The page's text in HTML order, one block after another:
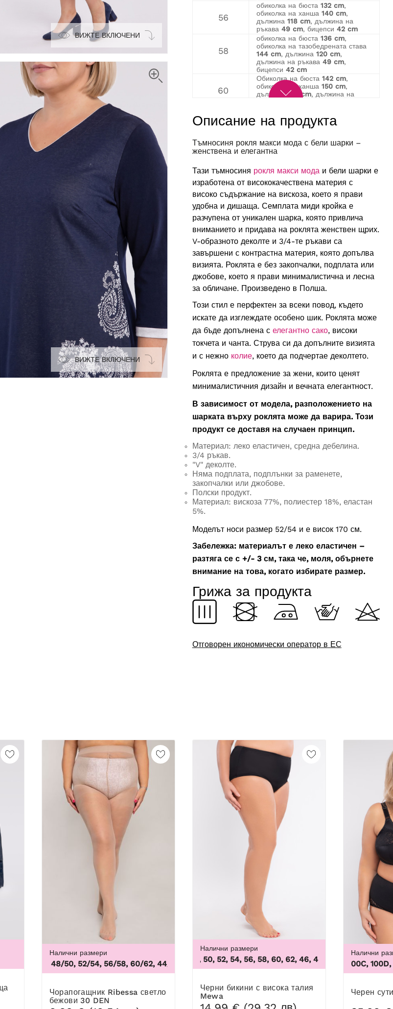
ВИЖТЕ ВКЛЮЧЕНИ
ВИЖТЕ ВКЛЮЧЕНИ
56
обиколка на бюста 132 cm,
обиколка на ханша 140 cm,
дължина 118 cm, дължина на
ръкава 49 cm, бицепси 42 cm
58
обиколка на бюста 136 cm,
обиколка на тазобедрената става
144 cm, дължина 120 cm,
дължина на ръкава 49 cm,
бицепси 42 cm
60
Обиколка на бюста 142 cm,
обиколка на ханша 150 cm,
дължина 120 cm, дължина на
62
обиколка на ханша 156 cm
дължина
121 cm, дължина на
64
Обиколка на бюста 152 cm,
обиколка на ханша
ръкава 49 cm, бицепси 46 cm
Описание на продукта
Тъмносиня рокля макси мода с бели шарки –
женствена и елегантна
Тази тъмносиня рокля макси мода и бели шарки е
изработена от висококачествена материя с
високо съдържание на вискоза, което я прави
удобна и дишаща. Семплата миди кройка е
разчупена от уникален шарка, която привлича
вниманието и придава на роклята женствен щрих.
V-образното деколте и 3/4-те ръкави са
завършени с контрастна материя, която допълва
визията. Роклята е без закопчалки, подплата или
джобове, което я прави минималистична и лесна
за обличане. Произведено в Полша.
Този стил е перфектен за всеки повод, където
искате да изглеждате особено шик. Роклята може
да бъде допълнена с елегантно сако, високи
токчета и чанта. Струва си да допълните визията
и с нежно колие, което да подчертае деколтето.
Роклята е предложение за жени, които ценят
минималистичния дизайн и вечната елегантност.
В зависимост от модела, разположението на
шарката върху роклята може да варира. Този
продукт се доставя на случаен принцип.
Материал: леко еластичен, средна дебелина.
3/4 ръкав.
"V" деколте.
Няма подплата, подплънки за раменете,
закопчалки или джобове.
Полски продукт.
Материал: вискоза 77%, полиестер 18%, еластан
5%.
Моделът носи размер 52/54 и е висок 170 см.
Забележка: материалът е леко еластичен –
разтяга се с +/- 3 см, така че, моля, обърнете
внимание на това, когато избирате размер.
Грижа за продукта
Отговорен икономически оператор в ЕС
Налични размери
44/46, 48/50, 52/54, 56/58, 60/62,44/46, 48/50, 52/54, 56/58, 60/62
Чорапогащник Ribessa светло
бежови 30 DEN
Налични размери
46, 48, 50, 52, 54, 56, 58, 60, 62,46, 48, 50, 52, 54, 56, 58,
Черни бикини с висока талия
Mewa
Налични
100B, 100C, 100D,
Черен